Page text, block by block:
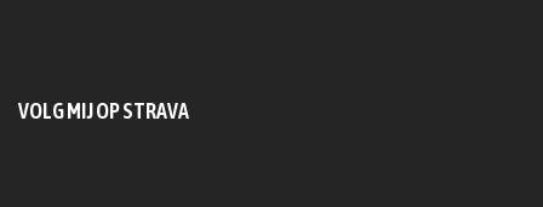
VOLG MIJ OP STRAVA